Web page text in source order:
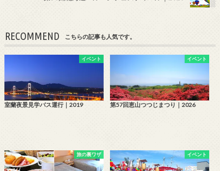
RECOMMEND こちらの記事も人気です。
イベント
室蘭夜景見学バス運行｜2019
イベント
第57回恵山つつじまつり｜2026
旅の裏ワザ イベント